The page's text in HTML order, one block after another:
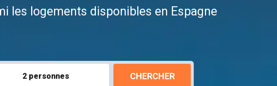
les logements disponibles en Espagne
2 personnes CHERCHER